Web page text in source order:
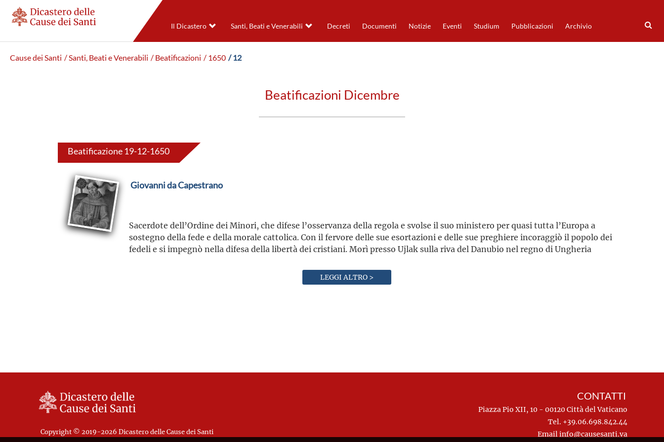
Il Dicastero Santi, Beati e Venerabili Decreti Documenti Notizie Eventi Studium Pubblicazioni Archivio
Cause dei Santi / Santi, Beati e Venerabili / Beatificazioni / 1650 / 12
Beatificazioni Dicembre
Beatificazione 19-12-1650
Giovanni da Capestrano
Sacerdote dell’Ordine dei Minori, che difese l’osservanza della regola e svolse il suo ministero per quasi tutta l’Europa a
sostegno della fede e della morale cattolica. Con il fervore delle sue esortazioni e delle sue preghiere incoraggiò il popolo dei
fedeli e si impegnò nella difesa della libertà dei cristiani. Morì presso Ujlak sulla riva del Danubio nel regno di Ungheria
LEGGI ALTRO >
Copyright © 2019-2026 Dicastero delle Cause dei Santi
CONTATTI
Piazza Pio XII, 10 - 00120 Città del Vaticano
Tel. +39.06.698.842.44
Emailinfo@causesanti.va